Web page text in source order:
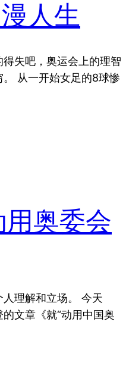
人生
失吧，奥运会上的理智
从一开始女足的8球惨
用奥委会
理解和立场。 今天
的文章《就“动用中国奥